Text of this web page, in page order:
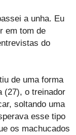
a unha. Eu
em tom de
do
de uma forma
(27), o treinador
soltando uma
esse tipo
os machucados